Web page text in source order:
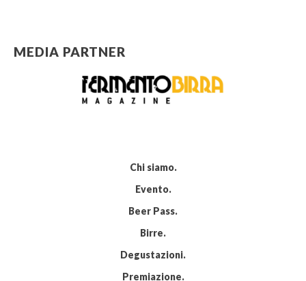
MEDIA PARTNER
Chi siamo
Evento
Beer Pass
Birre
Degustazioni
Premiazione